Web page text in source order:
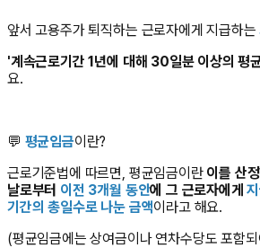
앞서 고용주가 퇴직하는 근로자에게 지급하는
'계속근로기간 1년에 대해 30일분 이상의 평
요.
💬 평균임금이란?
근로기준법에 따르면, 평균임금이란 이를 산
날로부터 이전 3개월 동안에 그 근로자에게
기간의 총일수로 나눈 금액이라고 해요.
(평균임금에는 상여금이나 연차수당도 포함